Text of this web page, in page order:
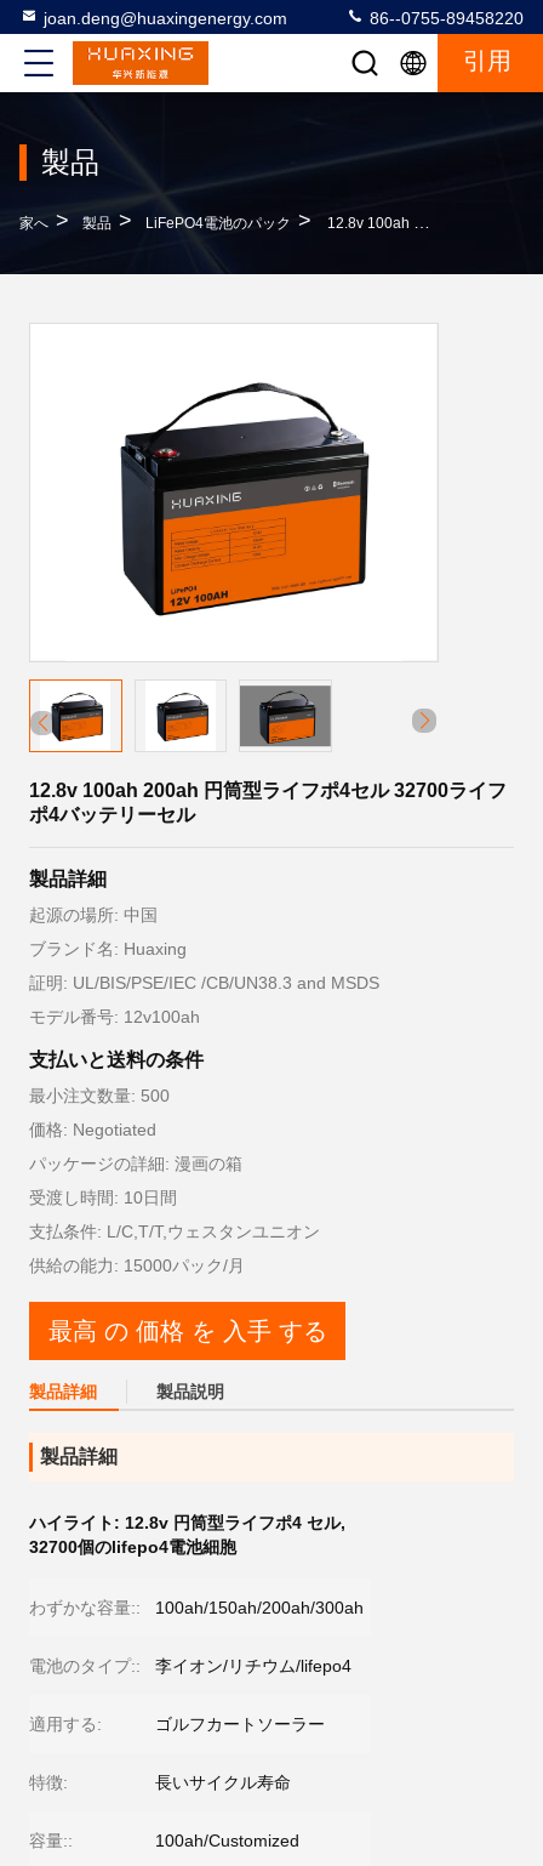
joan.deng@huaxingenergy.com 86--0755-89458220
引用
製品
家へ > 製品 > LiFePO4電池のパック > 12.8v 100ah 200ah 円筒型ライフポ4セル 32700ライフポ4バッテリーセル
12.8v 100ah 200ah 円筒型ライフポ4セル 32700ライフ
ポ4バッテリーセル
製品詳細
起源の場所: 中国
ブランド名: Huaxing
証明: UL/BIS/PSE/IEC /CB/UN38.3 and MSDS
モデル番号: 12v100ah
支払いと送料の条件
最小注文数量: 500
価格: Negotiated
パッケージの詳細: 漫画の箱
受渡し時間: 10日間
支払条件: L/C,T/T,ウェスタンユニオン
供給の能力: 15000パック/月
最高 の 価格 を 入手 する
製品詳細 製品説明
製品詳細
ハイライト: 12.8v 円筒型ライフポ4 セル,
32700個のlifepo4電池細胞
わずかな容量:: 100ah/150ah/200ah/300ah
電池のタイプ:: 李イオン/リチウム/lifepo4
適用する: ゴルフカートソーラー
特徴: 長いサイクル寿命
容量:: 100ah/Customized